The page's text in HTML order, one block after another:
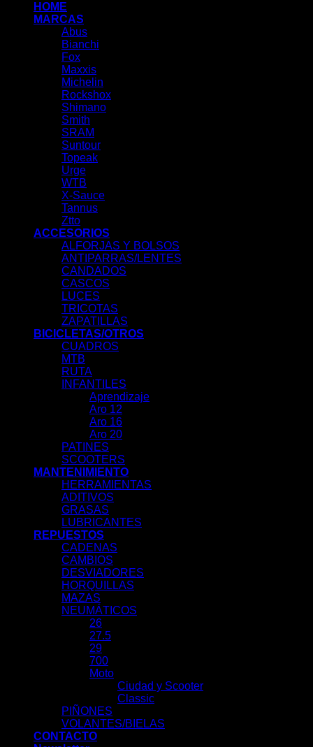
HOME
MARCAS
Abus
Bianchi
Fox
Maxxis
Michelin
Rockshox
Shimano
Smith
SRAM
Suntour
Topeak
Urge
WTB
X-Sauce
Tannus
Ztto
ACCESORIOS
ALFORJAS Y BOLSOS
ANTIPARRAS/LENTES
CANDADOS
CASCOS
LUCES
TRICOTAS
ZAPATILLAS
BICICLETAS/OTROS
CUADROS
MTB
RUTA
INFANTILES
Aprendizaje
Aro 12
Aro 16
Aro 20
PATINES
SCOOTERS
MANTENIMIENTO
HERRAMIENTAS
ADITIVOS
GRASAS
LUBRICANTES
REPUESTOS
CADENAS
CAMBIOS
DESVIADORES
HORQUILLAS
MAZAS
NEUMÁTICOS
26
27.5
29
700
Moto
Ciudad y Scooter
Classic
PIÑONES
VOLANTES/BIELAS
CONTACTO